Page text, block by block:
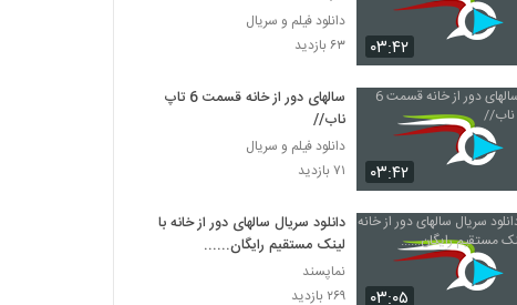
۰۳:۴۲
دانلود فیلم و سریال
۶۳ بازدید
۰۳:۴۲
سالهای دور از خانه قسمت 6 تاپ
ناب//
دانلود فیلم و سریال
۷۱ بازدید
۰۳:۰۵
دانلود سریال سالهای دور از خانه با
لینک مستقیم رایگان......
نماپسند
۲۶۹ بازدید